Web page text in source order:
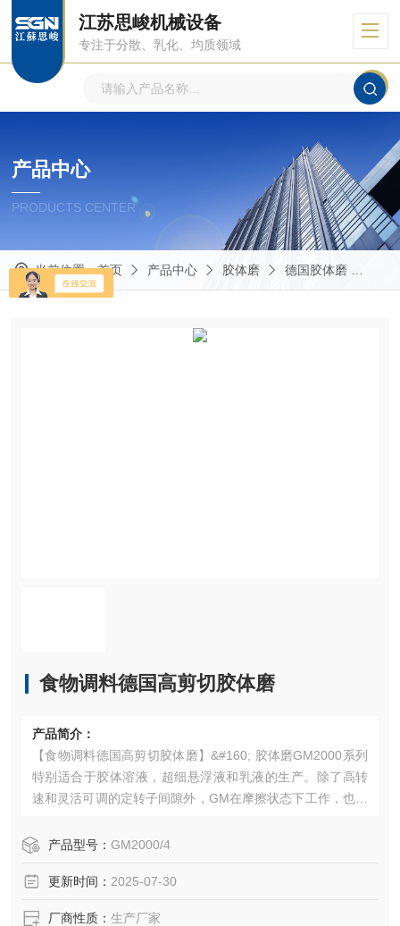
江苏思峻机械设备
专注于分散、乳化、均质领域
产品中心
PRODUCTS CENTER
当前位置：首页 产品中心 胶体磨 德国胶体磨
食物调料德国高剪切胶体磨
产品简介：
【食物调料德国高剪切胶体磨】&#160; 胶体磨GM2000系列
特别适合于胶体溶液，超细悬浮液和乳液的生产。除了高转
速和灵活可调的定转子间隙外，GM在摩擦状态下工作，也就
窄的出口间隙，在工作中，分散头偏心运转使溶液出现涡
产品型号： GM2000/4
更新时间： 2025-07-30
厂商性质： 生产厂家